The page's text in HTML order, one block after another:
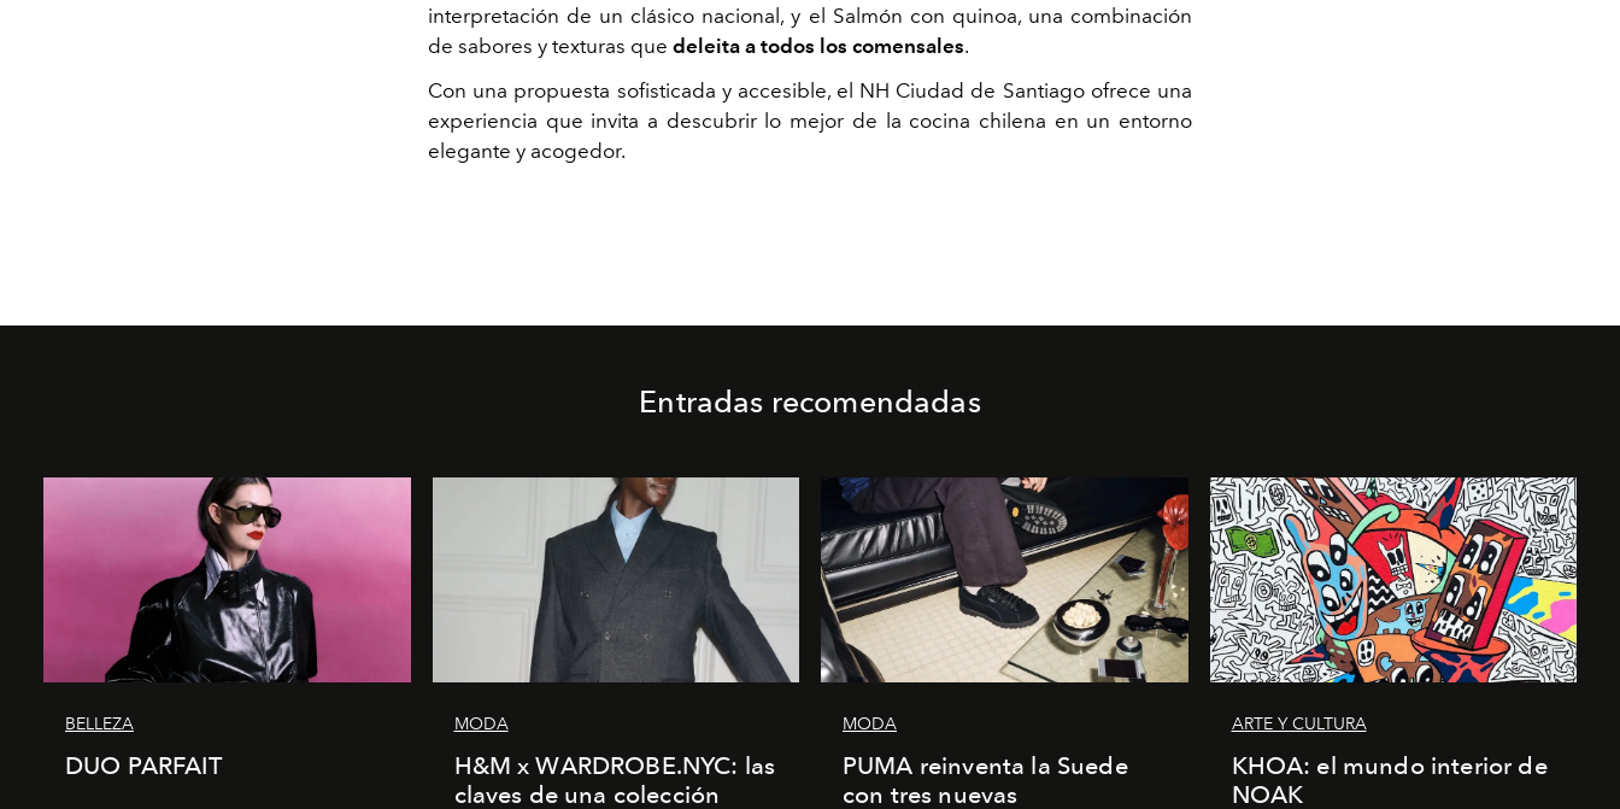
interpretación de un clásico nacional, y el Salmón con quinoa, una combinación
de sabores y texturas que deleita a todos los comensales.
Con una propuesta sofisticada y accesible, el NH Ciudad de Santiago ofrece una
experiencia que invita a descubrir lo mejor de la cocina chilena en un entorno
elegante y acogedor.
Entradas recomendadas
BELLEZA
DUO PARFAIT
MODA
H&M x WARDROBE.NYC: las
claves de una colección
MODA
PUMA reinventa la Suede
con tres nuevas
ARTE Y CULTURA
KHOA: el mundo interior de
NOAK